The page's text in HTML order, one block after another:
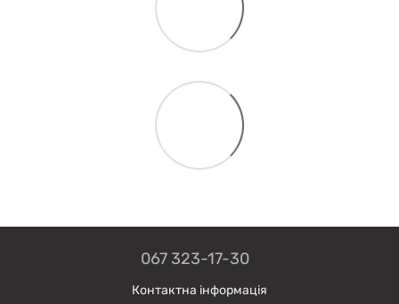
067 323-17-30
Контактна інформація